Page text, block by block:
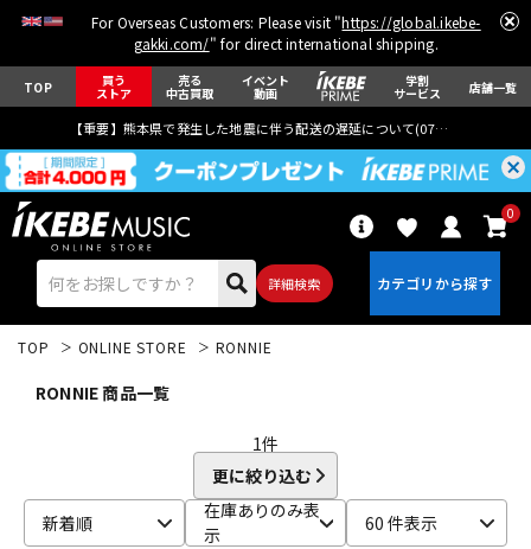
For Overseas Customers: Please visit "https://global.ikebe-
gakki.com/" for direct international shipping.
TOP 買う
ストア
売る
中古買取
イベント
動画
学割
サービス 店舗一覧
【重要】熊本県で発生した地震に伴う配送の遅延について(07月29日
詳細検索
0
TOP ONLINE STORE RONNIE
RONNIE 商品一覧
1件
更に絞り込む
新着順
在庫ありのみ表
示
60 件表示